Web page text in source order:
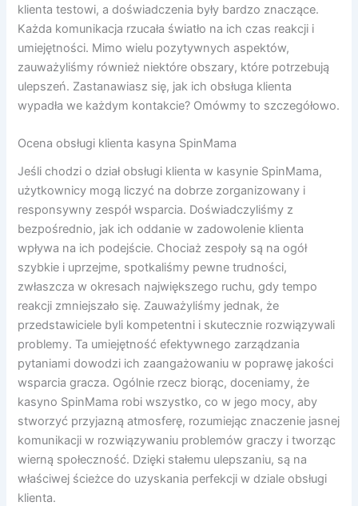
klienta testowi, a doświadczenia były bardzo znaczące.
Każda komunikacja rzucała światło na ich czas reakcji i
umiejętności. Mimo wielu pozytywnych aspektów,
zauważyliśmy również niektóre obszary, które potrzebują
ulepszeń. Zastanawiasz się, jak ich obsługa klienta
wypadła we każdym kontakcie? Omówmy to szczegółowo.
Ocena obsługi klienta kasyna SpinMama
Jeśli chodzi o dział obsługi klienta w kasynie SpinMama,
użytkownicy mogą liczyć na dobrze zorganizowany i
responsywny zespół wsparcia. Doświadczyliśmy z
bezpośrednio, jak ich oddanie w zadowolenie klienta
wpływa na ich podejście. Chociaż zespoły są na ogół
szybkie i uprzejme, spotkaliśmy pewne trudności,
zwłaszcza w okresach największego ruchu, gdy tempo
reakcji zmniejszało się. Zauważyliśmy jednak, że
przedstawiciele byli kompetentni i skutecznie rozwiązywali
problemy. Ta umiejętność efektywnego zarządzania
pytaniami dowodzi ich zaangażowaniu w poprawę jakości
wsparcia gracza. Ogólnie rzecz biorąc, doceniamy, że
kasyno SpinMama robi wszystko, co w jego mocy, aby
stworzyć przyjazną atmosferę, rozumiejąc znaczenie jasnej
komunikacji w rozwiązywaniu problemów graczy i tworząc
wierną społeczność. Dzięki stałemu ulepszaniu, są na
właściwej ścieżce do uzyskania perfekcji w dziale obsługi
klienta.